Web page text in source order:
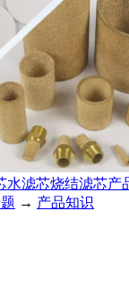
水滤芯烧结滤芯产
→ 产品知识